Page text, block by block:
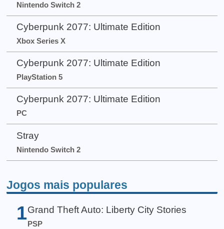
Nintendo Switch 2
Cyberpunk 2077: Ultimate Edition
Xbox Series X
Cyberpunk 2077: Ultimate Edition
PlayStation 5
Cyberpunk 2077: Ultimate Edition
PC
Stray
Nintendo Switch 2
Jogos mais populares
1 Grand Theft Auto: Liberty City Stories
PSP